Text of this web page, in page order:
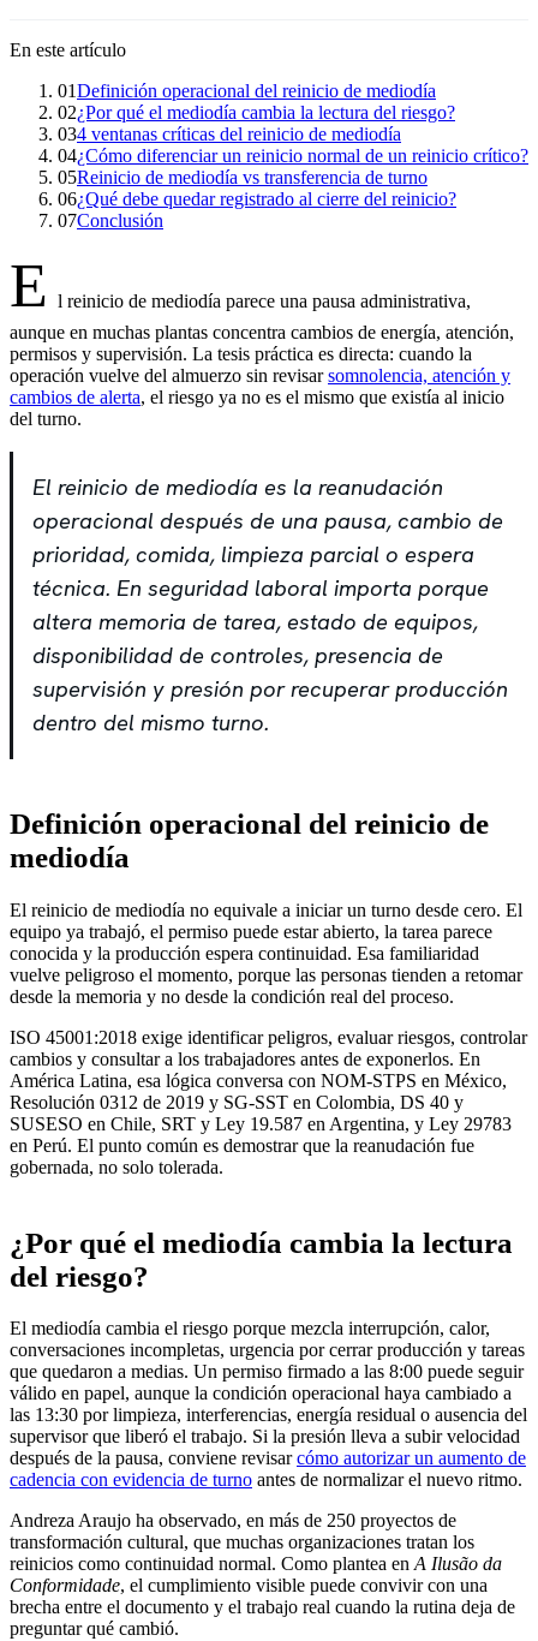
En este artículo
01Definición operacional del reinicio de mediodía
02¿Por qué el mediodía cambia la lectura del riesgo?
034 ventanas críticas del reinicio de mediodía
04¿Cómo diferenciar un reinicio normal de un reinicio crítico?
05Reinicio de mediodía vs transferencia de turno
06¿Qué debe quedar registrado al cierre del reinicio?
07Conclusión
E l reinicio de mediodía parece una pausa administrativa,
aunque en muchas plantas concentra cambios de energía, atención,
permisos y supervisión. La tesis práctica es directa: cuando la
operación vuelve del almuerzo sin revisarsomnolencia, atención y
cambios de alerta, el riesgo ya no es el mismo que existía al inicio
del turno.
El reinicio de mediodía es la reanudación
operacional después de una pausa, cambio de
prioridad, comida, limpieza parcial o espera
técnica. En seguridad laboral importa porque
altera memoria de tarea, estado de equipos,
disponibilidad de controles, presencia de
supervisión y presión por recuperar producción
dentro del mismo turno.
Definición operacional del reinicio de
mediodía
El reinicio de mediodía no equivale a iniciar un turno desde cero. El
equipo ya trabajó, el permiso puede estar abierto, la tarea parece
conocida y la producción espera continuidad. Esa familiaridad
vuelve peligroso el momento, porque las personas tienden a retomar
desde la memoria y no desde la condición real del proceso.
ISO 45001:2018 exige identificar peligros, evaluar riesgos, controlar
cambios y consultar a los trabajadores antes de exponerlos. En
América Latina, esa lógica conversa con NOM-STPS en México,
Resolución 0312 de 2019 y SG-SST en Colombia, DS 40 y
SUSESO en Chile, SRT y Ley 19.587 en Argentina, y Ley 29783
en Perú. El punto común es demostrar que la reanudación fue
gobernada, no solo tolerada.
¿Por qué el mediodía cambia la lectura
del riesgo?
El mediodía cambia el riesgo porque mezcla interrupción, calor,
conversaciones incompletas, urgencia por cerrar producción y tareas
que quedaron a medias. Un permiso firmado a las 8:00 puede seguir
válido en papel, aunque la condición operacional haya cambiado a
las 13:30 por limpieza, interferencias, energía residual o ausencia del
supervisor que liberó el trabajo. Si la presión lleva a subir velocidad
después de la pausa, conviene revisarcómo autorizar un aumento de
cadencia con evidencia de turno antes de normalizar el nuevo ritmo.
Andreza Araujo ha observado, en más de 250 proyectos de
transformación cultural, que muchas organizaciones tratan los
reinicios como continuidad normal. Como plantea en A Ilusão da
Conformidade, el cumplimiento visible puede convivir con una
brecha entre el documento y el trabajo real cuando la rutina deja de
preguntar qué cambió.